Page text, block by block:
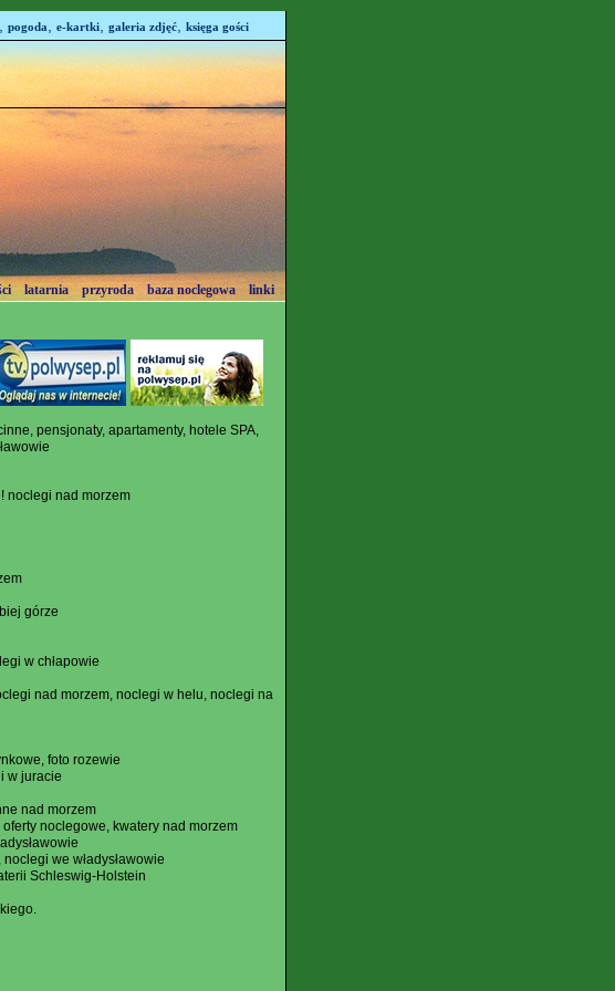
pogoda e-kartki galeria zdjęć księga gości
latarnia przyroda baza noclegowa linki
pensjonaty, apartamenty, hotele SPA,
noclegi nad morzem
górze
w chłapowie
nad morzem, noclegi w helu, noclegi na
foto rozewie
w juracie
nad morzem
noclegowe, kwatery nad morzem
we władysławowie
Schleswig-Holstein